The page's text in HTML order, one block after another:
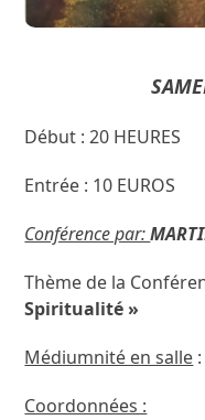
Début : 20 HEURES
Entrée : 10 EUROS
Conférence par:
Thème de la
Spiritualité »
Médiumnité en salle
Coordonnées :